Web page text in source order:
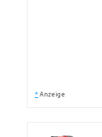
* Anzeige